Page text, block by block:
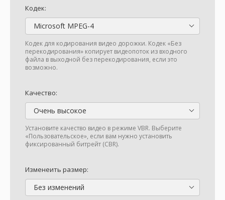
Кодек:
Microsoft MPEG-4
Кодек для кодирования видео дорожки. Кодек «Без
перекодирования» копирует видеопоток из входного
файла в выходной без перекодирования, если это
возможно.
Качество:
Очень высокое
Установите качество видео в режиме VBR. Выберите
«Пользовательское», если вам нужно установить
фиксированный битрейт (CBR).
Изменеить размер:
Без изменений